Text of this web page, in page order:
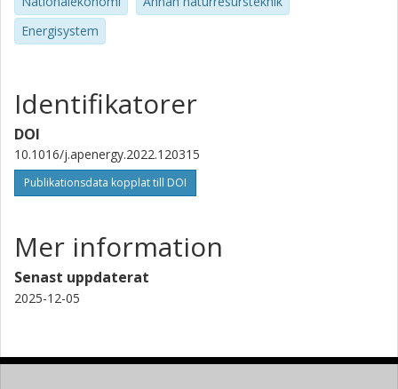
Energisystem
Identifikatorer
DOI
10.1016/j.apenergy.2022.120315
Publikationsdata kopplat till DOI
Mer information
Senast uppdaterat
2025-12-05